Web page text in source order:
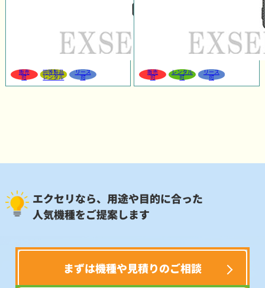
販売
可
同等製品
レンタル
リース
可
販売
可
レンタル
可
リース
可
エクセリなら、用途や目的に合った
人気機種をご提案します
まずは機種や見積りのご相談